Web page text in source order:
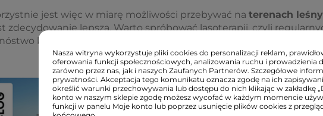
jest więc w miarę możliwości przebywać na terenach
zdecydowanie lepsza. Warto spróbować lasoterapii, czyli
korzyści zdrowotnych między innymi poprzez zbawienne
Nasza witryna wykorzystuje pliki cookies do personalizacji reklam,
oferowania funkcji społecznościowych, analizowania ruchu i prowadzienia
zarówno przez nas, jak i naszych Zaufanych Partnerów. Szczegółowe
prywatności. Akceptacja tego komunikatu oznacza zgodę na ich
określić warunki przechowywania lub dostępu do nich klikając w zakładkę
konto w naszym sklepie zgodę możesz wycofać w każdym momencie
funkcji w panelu Moje konto lub poprzez usunięcie plików cookies z